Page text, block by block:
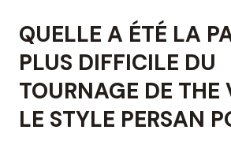
QUELLE A ÉTÉ LA
PLUS DIFFICILE DU
TOURNAGE DE THE
LE STYLE PERSAN